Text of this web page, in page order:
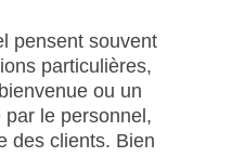
pensent souvent
particulières,
ou un
le personnel,
des clients. Bien